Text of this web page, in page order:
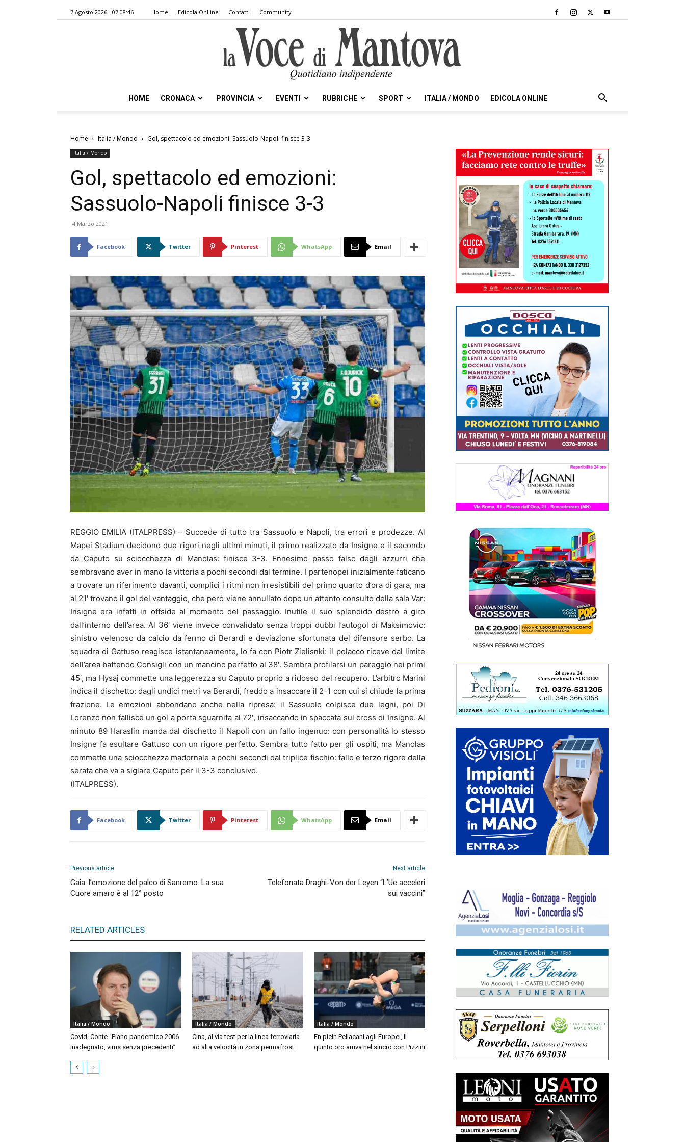
7 Agosto 2026 - 07:08:46 Home Edicola OnLine Contatti Community
Mantova
HOME CRONACA PROVINCIA EVENTI RUBRICHE SPORT ITALIA / MONDO EDICOLA ONLINE
Home Italia / Mondo Gol, spettacolo ed emozioni: Sassuolo-Napoli finisce 3-3
Italia / Mondo
Gol, spettacolo ed emozioni:
Sassuolo-Napoli finisce 3-3
4 Marzo 2021
Facebook Twitter Pinterest WhatsApp Email
REGGIO EMILIA (ITALPRESS) – Succede di tutto tra Sassuolo e Napoli, tra errori e prodezze. Al
Mapei Stadium decidono due rigori negli ultimi minuti, il primo realizzato da Insigne e il secondo
da Caputo su sciocchezza di Manolas: finisce 3-3. Ennesimo passo falso degli azzurri che
sembravano aver in mano la vittoria a pochi secondi dal termine. I partenopei inizialmente faticano
a trovare un riferimento davanti, complici i ritmi non irresistibili del primo quarto d’ora di gara, ma
al 21′ trovano il gol del vantaggio, che però viene annullato dopo un attento consulto della sala Var:
Insigne era infatti in offside al momento del passaggio. Inutile il suo splendido destro a giro
dall’interno dell’area. Al 36′ viene invece convalidato senza troppi dubbi l’autogol di Maksimovic:
sinistro velenoso da calcio da fermo di Berardi e deviazione sfortunata del difensore serbo. La
squadra di Gattuso reagisce istantaneamente, lo fa con Piotr Zielisnki: il polacco riceve dal limite
dell’area battendo Consigli con un mancino perfetto al 38′. Sembra profilarsi un pareggio nei primi
45′, ma Hysaj commette una leggerezza su Caputo proprio a ridosso del recupero. L’arbitro Marini
indica il dischetto: dagli undici metri va Berardi, freddo a insaccare il 2-1 con cui si chiude la prima
frazione. Le emozioni abbondano anche nella ripresa: il Sassuolo colpisce due legni, poi Di
Lorenzo non fallisce un gol a porta sguarnita al 72′, insaccando in spaccata sul cross di Insigne. Al
minuto 89 Haraslin manda dal dischetto il Napoli con un fallo ingenuo: con personalità lo stesso
Insigne fa esultare Gattuso con un rigore perfetto. Sembra tutto fatto per gli ospiti, ma Manolas
commette una sciocchezza madornale a pochi secondi dal triplice fischio: fallo e terzo rigore della
serata che va a siglare Caputo per il 3-3 conclusivo.
(ITALPRESS).
Facebook Twitter Pinterest WhatsApp Email
Previous article
Gaia: l’emozione del palco di Sanremo. La sua
Cuore amaro è al 12° posto
Next article
Telefonata Draghi-Von der Leyen “L’Ue acceleri
sui vaccini”
RELATED ARTICLES
Italia / Mondo
Covid, Conte “Piano pandemico 2006
inadeguato, virus senza precedenti”
Italia / Mondo
Cina, al via test per la linea ferroviaria
ad alta velocità in zona permafrost
Italia / Mondo
En plein Pellacani agli Europei, il
quinto oro arriva nel sincro con Pizzini